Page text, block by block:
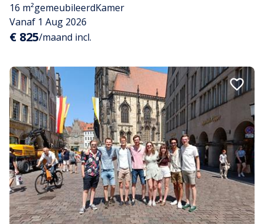
16 m²gemeubileerdKamer
Vanaf 1 Aug 2026
€ 825/maand incl.